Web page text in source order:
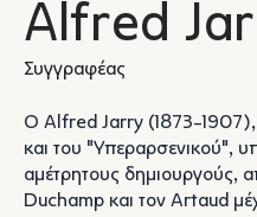
Alfred
Συγγραφέας
O Alfred Jarry (1873-
και του "Υπεραρσενικού",
αμέτρητους δημιουργούς,
Duchamp και τον Artaud